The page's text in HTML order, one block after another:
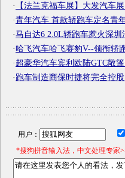
· 【法兰克福车展】大发汽车
·青年汽车 首款轿跑车定名青
·马自达6 2.0L轿跑车惹火深圳
·哈飞汽车哈飞赛豹V--领衔轿
·超豪华汽车宾利欧陆GTC敞
·跑车制造商保时捷将完全控
用户：
*搜狗拼音输入法，中文处理专家